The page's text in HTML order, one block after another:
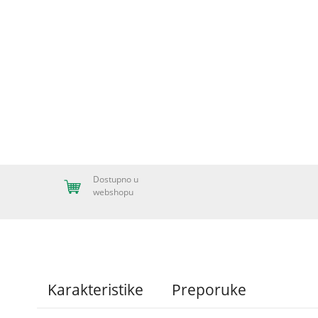
Dostupno u
webshopu
Karakteristike Preporuke